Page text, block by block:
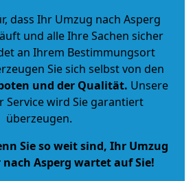
dass Ihr Umzug nach Asperg
und alle Ihre Sachen sicher
an Ihrem Bestimmungsort
Sie sich selbst von den
und der Qualität. Unsere
Service wird Sie garantiert
überzeugen.
Sie so weit sind, Ihr Umzug
Asperg wartet auf Sie!